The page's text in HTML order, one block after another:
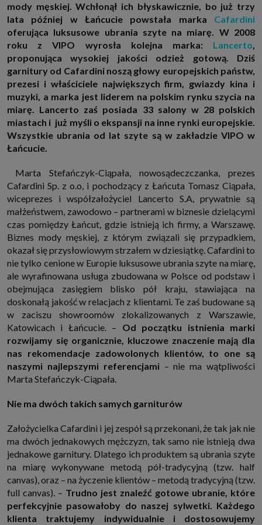
http://www.sagier.pl/
Jeżeli wyrazisz zgodę, o którą wyżej prosimy, administratorami Twoich
danych osobowych będą także nasi Zaufani Partnerzy. Listę Zaufanych
Partnerów możesz sprawdzić w każdym momencie na stronie naszej
polityki prywatności i tam też zmodyfikować lub cofnąć swoje zgody.
Podstawa i cel przetwarzania
Twoje dane przetwarzamy w następujących celach:
1. Jeśli zawieramy z Tobą umowę o realizację danej usługi (np. usługi
zapewniającej Ci możliwość zapoznania się z jednym z naszych serwisów
w oparciu o treść regulaminu tego serwisu), to możemy przetwarzać
Twoje dane w zakresie niezbędnym do realizacji tej umowy.
2. Zapewnianie bezpieczeństwa usługi (np. sprawdzenie, czy do Twojego
konta nie loguje się nieuprawniona osoba), dokonanie pomiarów
statystycznych, ulepszanie naszych usług i dopasowanie ich do potrzeb i
interesujesz się motoryzacją i oglądasz artykuły w biznesistyl.pl lub na
innych stronach internetowych, to możemy Ci wyświetlić reklamę
dotyczącą artykułu w serwisie biznesistyl.pl/automoto. Takie
przetwarzanie danych to realizacja naszych prawnie uzasadnionych
interesów.
3. Za Twoją zgodą usługi marketingowe dostarczą Ci nasi Zaufani
Partnerzy oraz my dla podmiotów trzecich. Aby móc pokazać interesujące
Cię reklamy (np. produktu, którego możesz potrzebować) reklamodawcy i
ich przedstawiciele chcieliby mieć możliwość przetwarzania Twoich
danych związanych z odwiedzanymi przez Ciebie stronami
internetowymi. Udzielenie takiej zgody jest dobrowolne, nie musisz jej
udzielać, nie pozbawi Cię to dostępu do naszych usług. Masz również
możliwość ograniczenia zakresu lub zmiany zgody w dowolnym
momencie.
przetwarzania, czyli w przypadku udzielenia zgody do momentu jej
cofnięcia, ograniczenia lub innych działań z Twojej strony ograniczających
tę zgodę, w przypadku niezbędności danych do wykonania umowy, przez
czas jej wykonywania i ewentualnie okres przedawnienia roszczeń z niej
(zwykle nie więcej niż 3 lata, a maksymalnie 10 lat), a w przypadku, gdy
podstawą przetwarzania danych jest uzasadniony interes administratora,
do czasu zgłoszenia przez Ciebie skutecznego sprzeciwu.
Przekazywanie danych
księgowym, agencjom marketingowym etc. Zrobią to jedynie na
taki podmiot do odpowiedniego zabezpieczenia danych i niekorzystania z
nich do własnych celów.
Cookies
Na naszych stronach używamy znaczników internetowych takich jak pliki
np. cookie lub local storage do zbierania i przetwarzania danych
osobowych w celu personalizowania treści i reklam oraz analizowania
ruchu na stronach, aplikacjach i w Internecie. W ten sposób technologię tę
wykorzystują również podmioty z Grupy SAGIER oraz nasi Zaufani
Partnerzy, którzy także chcą dopasowywać reklamy do Twoich preferencji.
Cookies to dane informatyczne zapisywane w plikach i przechowywane na
Twoim urządzeniu końcowym (tj. twój komputer, tablet, smartphone itp.),
mody męskiej. Wchłonął ich błyskawicznie, bo już trzy
lata później w Łańcucie powstała marka Cafardini
oferująca luksusowe ubrania szyte na miarę. W 2008
roku z VIPO wyrosła kolejna marka: Lancerto,
proponująca wysokiej jakości odzież gotową. Dziś
garnitury od Cafardini noszą głowy europejskich państw,
prezesi i właściciele największych firm, gwiazdy kina i
muzyki, a marka jest liderem na polskim rynku szycia na
miarę. Lancerto zaś posiada 33 salony w 28 polskich
miastach i już myśli o ekspansji na inne rynki europejskie.
Wszystkie ubrania od lat szyte są w zakładzie VIPO w
Łańcucie.
Marta Stefańczyk-Ciąpała, nowosądeczczanka, prezes
Cafardini Sp. z o.o, i pochodzący z Łańcuta Tomasz Ciąpała,
wiceprezes i współzałożyciel Lancerto S.A, prywatnie są
małżeństwem, zawodowo – partnerami w biznesie dzielącymi
czas pomiędzy Łańcut, gdzie istnieją ich firmy, a Warszawę.
Biznes mody męskiej, z którym związali się przypadkiem,
okazał się przysłowiowym strzałem w dziesiątkę. Cafardini to
nie tylko cenione w Europie luksusowe ubrania szyte na miarę,
ale wyrafinowana usługa zbudowana w Polsce od podstaw i
obejmująca zasięgiem blisko pół kraju, stawiająca na
doskonałą jakość w relacjach z klientami. Te zaś budowane są
w zaciszu showroomów zlokalizowanych z Warszawie,
Katowicach i Łańcucie. – Od początku istnienia marki
rozwijamy się organicznie, kluczowe znaczenie mają dla
nas rekomendacje zadowolonych klientów, to one są
naszymi najlepszymi referencjami– nie ma wątpliwości
Marta Stefańczyk-Ciąpała.
Nie ma dwóch takich samych garniturów
Założycielka Cafardini i jej zespół są przekonani, że tak jak nie
ma dwóch jednakowych mężczyzn, tak samo nie istnieją dwa
jednakowe garnitury. Dlatego ich produktem są ubrania szyte
na miarę wykonywane metodą pół-tradycyjną (tzw. half
canvas), oraz – na życzenie klientów – metodą tradycyjną (tzw.
full canvas). – Trudno jest znaleźć gotowe ubranie, które
perfekcyjnie pasowałoby do naszej sylwetki. Każdego
klienta traktujemy indywidualnie i dostosowujemy